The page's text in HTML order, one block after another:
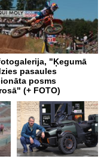
"Ķegumā
pasaules
posms
(+ FOTO)